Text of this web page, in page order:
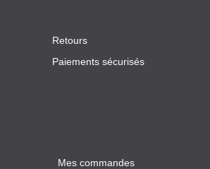
Retours
Paiements sécurisés
Mes commandes